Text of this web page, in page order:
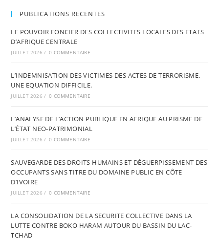
PUBLICATIONS RECENTES
LE POUVOIR FONCIER DES COLLECTIVITES LOCALES DES ETATS
D’AFRIQUE CENTRALE
JUILLET 2026 / 0 COMMENTAIRE
L’INDEMNISATION DES VICTIMES DES ACTES DE TERRORISME.
UNE EQUATION DIFFICILE.
JUILLET 2026 / 0 COMMENTAIRE
L’ANALYSE DE L’ACTION PUBLIQUE EN AFRIQUE AU PRISME DE
L’ÉTAT NEO-PATRIMONIAL
JUILLET 2026 / 0 COMMENTAIRE
SAUVEGARDE DES DROITS HUMAINS ET DÉGUERPISSEMENT DES
OCCUPANTS SANS TITRE DU DOMAINE PUBLIC EN CÔTE
D’IVOIRE
JUILLET 2026 / 0 COMMENTAIRE
LA CONSOLIDATION DE LA SECURITE COLLECTIVE DANS LA
LUTTE CONTRE BOKO HARAM AUTOUR DU BASSIN DU LAC-
TCHAD